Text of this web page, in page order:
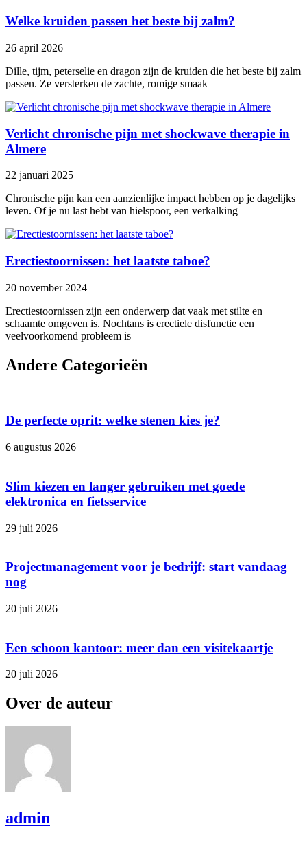
Welke kruiden passen het beste bij zalm?
26 april 2026
Dille, tijm, peterselie en dragon zijn de kruiden die het beste bij zalm
passen. Ze versterken de zachte, romige smaak
Verlicht chronische pijn met shockwave therapie in
Almere
22 januari 2025
Chronische pijn kan een aanzienlijke impact hebben op je dagelijks
leven. Of je nu last hebt van hielspoor, een verkalking
Erectiestoornissen: het laatste taboe?
20 november 2024
Erectiestoornissen zijn een onderwerp dat vaak met stilte en
schaamte omgeven is. Nochtans is erectiele disfunctie een
veelvoorkomend probleem is
Andere Categorieën
De perfecte oprit: welke stenen kies je?
6 augustus 2026
Slim kiezen en langer gebruiken met goede
elektronica en fietsservice
29 juli 2026
Projectmanagement voor je bedrijf: start vandaag
nog
20 juli 2026
Een schoon kantoor: meer dan een visitekaartje
20 juli 2026
Over de auteur
admin